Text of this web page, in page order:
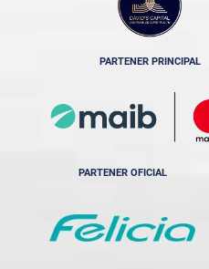
PARTENER PRINCIPAL
PARTENER OFICIAL